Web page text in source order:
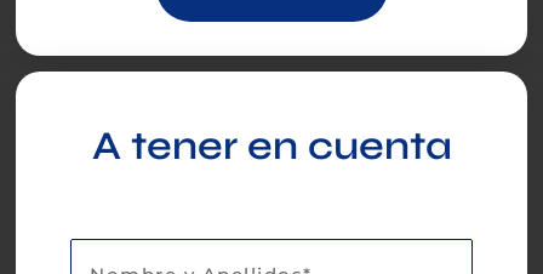
A tener en cuenta